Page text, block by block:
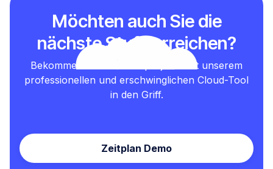
Möchten auch Sie die
nächste Stufe erreichen?
Bekommen Sie Ihre Testprojekte mit unserem
professionellen und erschwinglichen Cloud-Tool
in den Griff.
Zeitplan Demo